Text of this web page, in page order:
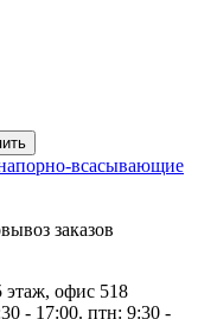
всасывающие
заказов
этаж, офис 518
- 17:00. птн: 9:30 -